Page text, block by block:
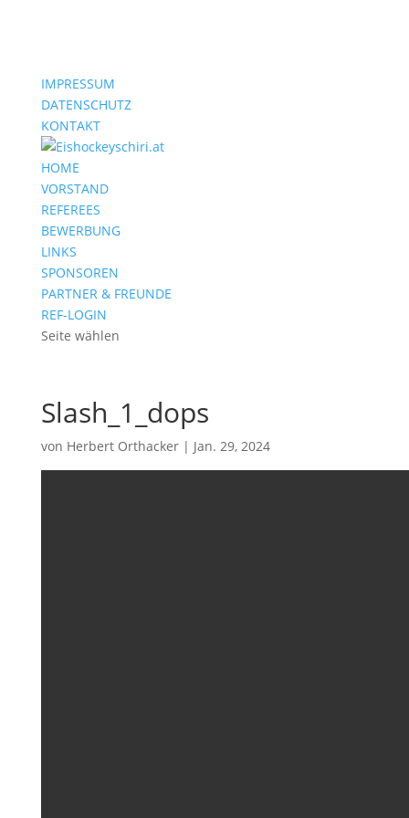
IMPRESSUM
DATENSCHUTZ
KONTAKT
HOME
VORSTAND
REFEREES
BEWERBUNG
LINKS
SPONSOREN
PARTNER & FREUNDE
REF-LOGIN
Seite wählen
Slash_1_dops
von Herbert Orthacker| Jan. 29, 2024